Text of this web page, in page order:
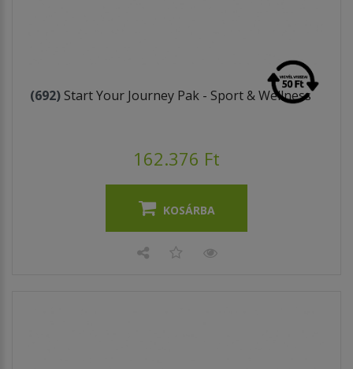
(692) Start Your Journey Pak - Sport & Wellness
162.376 Ft
KOSÁRBA